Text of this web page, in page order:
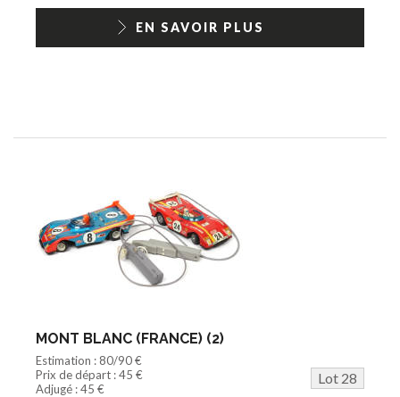
EN SAVOIR PLUS
MONT BLANC (FRANCE) (2)
Estimation : 80/90 €
Prix de départ : 45 €
Lot 28
Adjugé : 45 €